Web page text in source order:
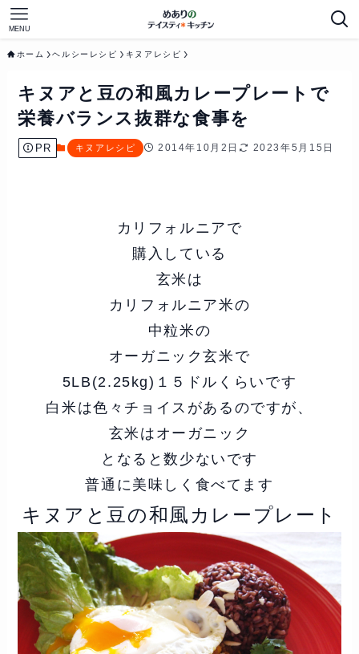
MENU
ホーム ヘルシーレシピ キヌアレシピ
キヌアと豆の和風カレープレートで
栄養バランス抜群な食事を
PR キヌアレシピ 2014年10月2日 2023年5月15日
カリフォルニアで
購入している
玄米は
カリフォルニア米の
中粒米の
オーガニック玄米で
5LB(2.25kg)１５ドルくらいです
白米は色々チョイスがあるのですが、
玄米はオーガニック
となると数少ないです
普通に美味しく食べてます
キヌアと豆の和風カレープレート